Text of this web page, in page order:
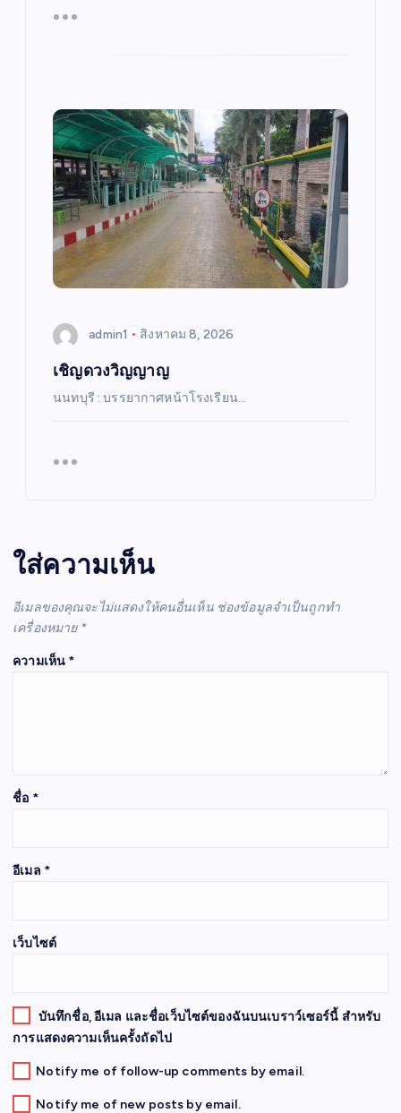
admin1 สิงหาคม 8, 2026
เชิญดวงวิญญาญ
นนทบุรี : บรรยากาศหน้าโรงเรียน…
ใส่ความเห็น
อีเมลของคุณจะไม่แสดงให้คนอื่นเห็น ช่องข้อมูลจำเป็นถูกทำ
เครื่องหมาย *
ความเห็น *
ชื่อ *
อีเมล *
เว็บไซต์
บันทึกชื่อ, อีเมล และชื่อเว็บไซต์ของฉันบนเบราว์เซอร์นี้ สำหรับ
การแสดงความเห็นครั้งถัดไป
Notify me of follow-up comments by email.
Notify me of new posts by email.